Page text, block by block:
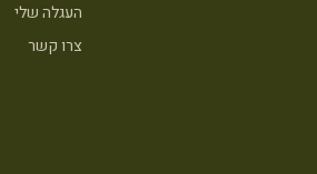
העגלה שלי
צרו קשר